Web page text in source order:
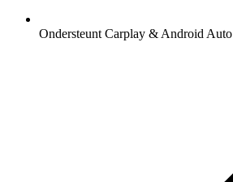
Ondersteunt Carplay & Android Auto